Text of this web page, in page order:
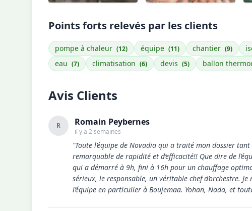
Points forts relevés par les clients
pompe à chaleur (12) équipe (11) chantier (9)
eau (7) climatisation (6) devis (5) ballon
Avis Clients
R Romain Peybernes
il y a 2 semaines
"Toute l’équipe de Novadia qui a traité mon dossier
remarquable de rapidité et d’efficacité!! Que dire de
qui a démarré à 9h, fini à 16h pour un chauffage
sérieux, le responsable, un véritable chef d’orchestre.
l’équipe en particulier à Boujemaa. Yohan, Nada, et